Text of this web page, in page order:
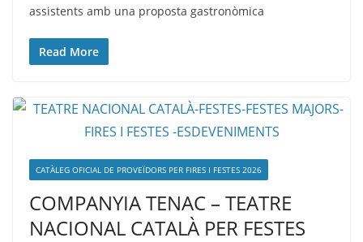
assistents amb una proposta gastronòmica
Read More
CATÀLEG OFICIAL DE PROVEÏDORS PER FIRES I FESTES 2026
COMPANYIA TENAC – TEATRE
NACIONAL CATALÀ PER FESTES